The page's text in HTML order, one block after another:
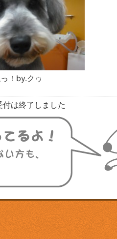
！by.クゥ
付は終了しました